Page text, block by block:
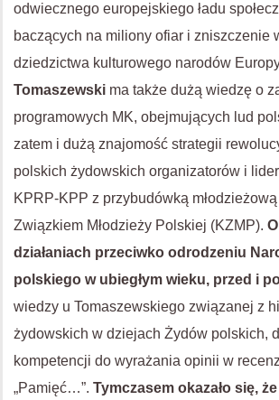
odwiecznego europejskiego ładu
baczących na miliony ofiar i zniszczenie
dziedzictwa kulturowego narodów
Tomaszewski ma także dużą wiedzę o
programowych MK, obejmujących lud
zatem i dużą znajomość strategii
polskich żydowskich organizatorów i
KPRP-KPP z przybudówką
Związkiem Młodzieży Polskiej (KZMP).
działaniach przeciwko odrodzeniu
polskiego w ubiegłym wieku, przed i
wiedzy u Tomaszewskiego związanej z
żydowskich w dziejach Żydów polskich,
kompetencji do wyrażania opinii w
„Pamięć…”. Tymczasem okazało się,